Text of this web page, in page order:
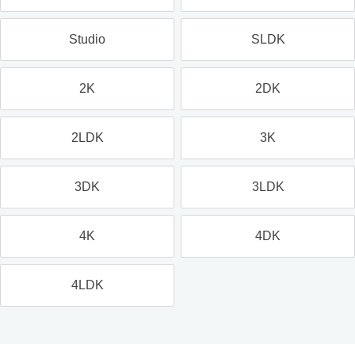
Studio SLDK
2K 2DK
2LDK 3K
3DK 3LDK
4K 4DK
4LDK